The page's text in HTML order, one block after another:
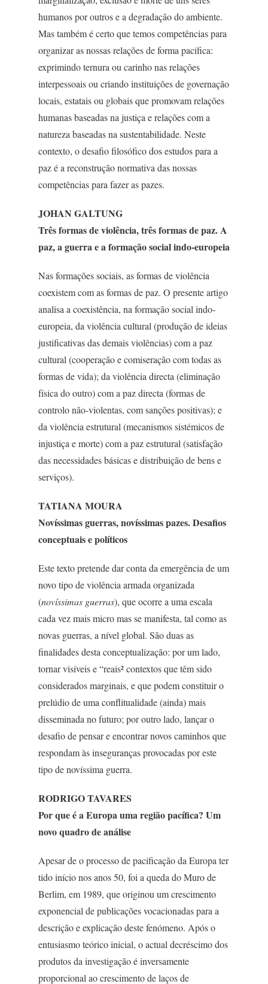
humanos por outros e a degradação do ambiente.
Mas também é certo que temos competências para
organizar as nossas relações de forma pacífica:
exprimindo ternura ou carinho nas relações
interpessoais ou criando instituições de governação
locais, estatais ou globais que promovam relações
humanas baseadas na justiça e relações com a
natureza baseadas na sustentabilidade. Neste
contexto, o desafio filosófico dos estudos para a
paz é a reconstrução normativa das nossas
competências para fazer as pazes.
JOHAN GALTUNG
Três formas de violência, três formas de paz. A
paz, a guerra e a formação social indo-europeia
Nas formações sociais, as formas de violência
coexistem com as formas de paz. O presente artigo
analisa a coexistência, na formação social indo-
europeia, da violência cultural (produção de ideias
justificativas das demais violências) com a paz
cultural (cooperação e comiseração com todas as
formas de vida); da violência directa (eliminação
física do outro) com a paz directa (formas de
controlo não-violentas, com sanções positivas); e
da violência estrutural (mecanismos sistémicos de
injustiça e morte) com a paz estrutural (satisfação
das necessidades básicas e distribuição de bens e
serviços).
TATIANA MOURA
Novíssimas guerras, novíssimas pazes. Desafios
conceptuais e políticos
Este texto pretende dar conta da emergência de um
novo tipo de violência armada organizada
(novíssimas guerras), que ocorre a uma escala
cada vez mais micro mas se manifesta, tal como as
novas guerras, a nível global. São duas as
finalidades desta conceptualização: por um lado,
tornar visíveis e “reais² contextos que têm sido
considerados marginais, e que podem constituir o
prelúdio de uma conflitualidade (ainda) mais
disseminada no futuro; por outro lado, lançar o
desafio de pensar e encontrar novos caminhos que
respondam às inseguranças provocadas por este
tipo de novíssima guerra.
RODRIGO TAVARES
Por que é a Europa uma região pacífica? Um
novo quadro de análise
Apesar de o processo de pacificação da Europa ter
tido início nos anos 50, foi a queda do Muro de
Berlim, em 1989, que originou um crescimento
exponencial de publicações vocacionadas para a
descrição e explicação deste fenómeno. Após o
entusiasmo teórico inicial, o actual decréscimo dos
produtos da investigação é inversamente
proporcional ao crescimento de laços de